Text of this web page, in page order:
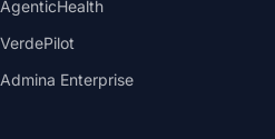
AgenticHealth
VerdePilot
Admina Enterprise